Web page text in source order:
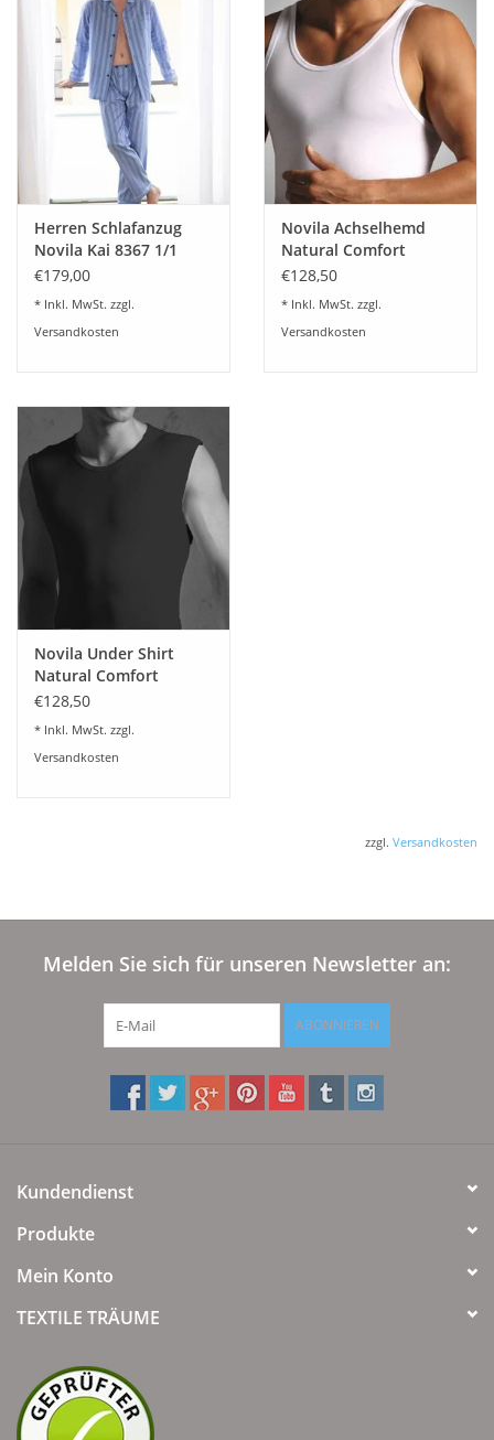
Herren Schlafanzug
Novila Kai 8367 1/1
(lang)
€179,00
* Inkl. MwSt. zzgl.
Versandkosten
Novila Achselhemd
Natural Comfort
8036/00 (3-er Set)
€128,50
* Inkl. MwSt. zzgl.
Versandkosten
Novila Under Shirt
Natural Comfort
8036/01 (3-er Set)
€128,50
* Inkl. MwSt. zzgl.
Versandkosten
zzgl. Versandkosten
Melden Sie sich für unseren Newsletter an:
ABONNIEREN
Kundendienst
Produkte
Mein Konto
TEXTILE TRÄUME